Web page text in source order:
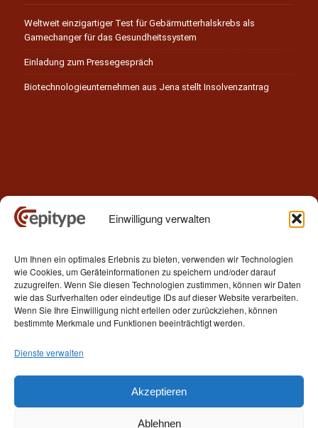
Einwilligung verwalten
Um Ihnen ein optimales Erlebnis zu bieten, verwenden wir Technologien
wie Cookies, um Geräteinformationen zu speichern und/oder darauf
zuzugreifen. Wenn Sie diesen Technologien zustimmen, können wir Daten
wie das Surfverhalten oder eindeutige IDs auf dieser Website verarbeiten.
Wenn Sie Ihre Einwilligung nicht erteilen oder zurückziehen, können
bestimmte Merkmale und Funktionen beeinträchtigt werden.
Dienste verwalten
Akzeptieren
Ablehnen
Weltweit einzigartiger Test für Gebärmutterhalskrebs als
Gamechanger für das Gesundheitssystem
Einladung zum Pressegespräch
Biotechnologieunternehmen aus Jena stellt Insolvenzantrag
Kontakt
Epitype GmbH
Löbstedter Str. 41
07749 Jena
Germany
Internet:www.epitype.de